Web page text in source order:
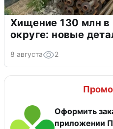
Хищение 130 млн
округе: новые
8 августа 2
Оформить
приложении